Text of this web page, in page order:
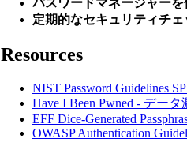
パスワードマネージャーを
定期的なセキュリティチェ
Resources
NIST Password Guidelines
Have I Been Pwned - デー
EFF Dice-Generated
OWASP Authentication